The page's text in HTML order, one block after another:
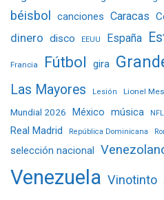
béisbol canciones Caracas
dinero disco EEUU España
Francia Fútbol gira
Las Mayores Lesión Lionel
Mundial 2026 México música NFL
Real Madrid República Dominicana
selección nacional
Venezuela Vinotinto